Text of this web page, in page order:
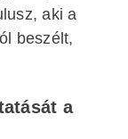
aki a
beszélt,
a